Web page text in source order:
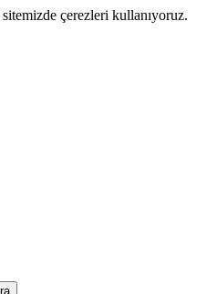
çerezleri kullanıyoruz.